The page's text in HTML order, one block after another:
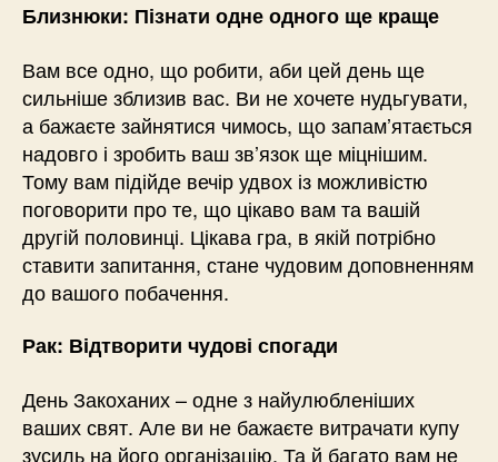
Близнюки: Пізнати одне одного ще краще
Вам все одно, що робити, аби цей день ще
сильніше зблизив вас. Ви не хочете нудьгувати,
а бажаєте зайнятися чимось, що запам’ятається
надовго і зробить ваш зв’язок ще міцнішим.
Тому вам підійде вечір удвох із можливістю
поговорити про те, що цікаво вам та вашій
другій половинці. Цікава гра, в якій потрібно
ставити запитання, стане чудовим доповненням
до вашого побачення.
Рак: Відтворити чудові спогади
День Закоханих – одне з найулюбленіших
ваших свят. Але ви не бажаєте витрачати купу
зусиль на його організацію. Та й багато вам не